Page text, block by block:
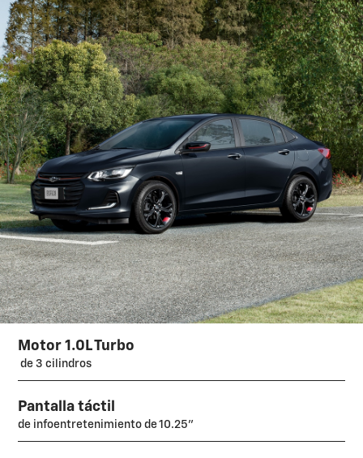
Motor 1.0L Turbo
de 3 cilindros
Pantalla táctil
de infoentretenimiento de 10.25"